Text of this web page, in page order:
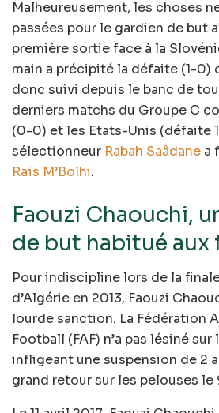
Malheureusement, les choses
passées pour le gardien de but
première sortie face à la
main a précipité la défaite (1-0)
donc suivi depuis le banc de
derniers matchs du Groupe C
(0-0) et les Etats-Unis (défaite
sélectionneur Rabah Saâdane a
Raïs M’Bolhi.
Faouzi Chaouchi,
de but habitué aux
Pour indiscipline lors de la
d’Algérie en 2013, Faouzi
lourde sanction. La Fédération
Football (FAF) n’a pas lésiné
infligeant une suspension de 2
grand retour sur les pelouses le